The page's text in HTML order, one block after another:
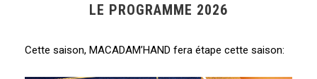
LE PROGRAMME 2026
Cette saison, MACADAM’HAND fera étape cette saison: